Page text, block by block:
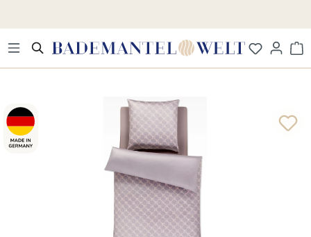
Bildergalerie überspringen